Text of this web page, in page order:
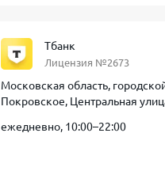
Тбанк
Лицензия №2673
Московская область,
Покровское, Центральная
ежедневно, 10:00–22:00